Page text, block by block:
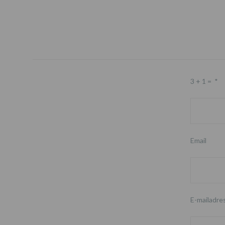
3 + 1 = *
Email
E-